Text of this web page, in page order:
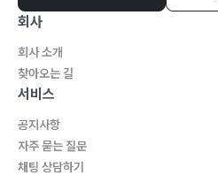
회사
회사 소개
찾아오는 길
서비스
공지사항
자주 묻는 질문
채팅 상담하기